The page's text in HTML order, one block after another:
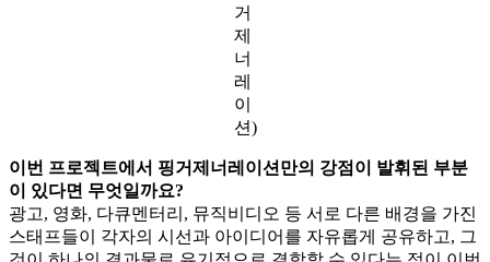
거
제
너
레
이
션)
이번 프로젝트에서 핑거제너레이션만의 강점이 발휘된 부분
이 있다면 무엇일까요?
광고, 영화, 다큐멘터리, 뮤직비디오 등 서로 다른 배경을 가진
스태프들이 각자의 시선과 아이디어를 자유롭게 공유하고, 그